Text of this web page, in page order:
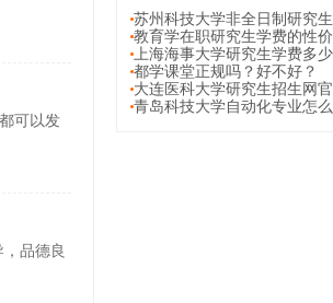
可以发
品德良
都学课堂正规吗？好不好？